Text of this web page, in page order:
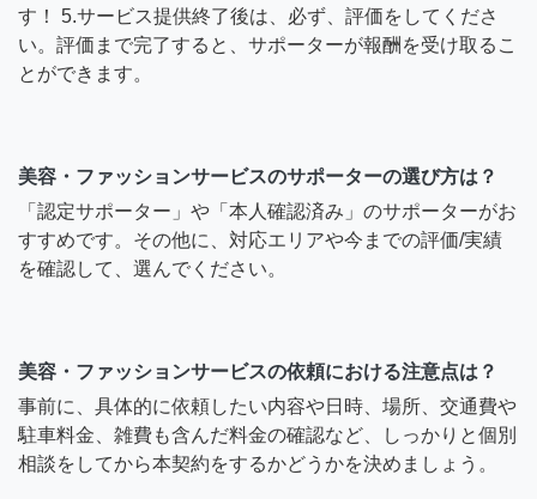
す！ 5.サービス提供終了後は、必ず、評価をしてくださ
い。評価まで完了すると、サポーターが報酬を受け取るこ
とができます。
美容・ファッションサービスのサポーターの選び方は？
「認定サポーター」や「本人確認済み」のサポーターがお
すすめです。その他に、対応エリアや今までの評価/実績
を確認して、選んでください。
美容・ファッションサービスの依頼における注意点は？
事前に、具体的に依頼したい内容や日時、場所、交通費や
駐車料金、雑費も含んだ料金の確認など、しっかりと個別
相談をしてから本契約をするかどうかを決めましょう。